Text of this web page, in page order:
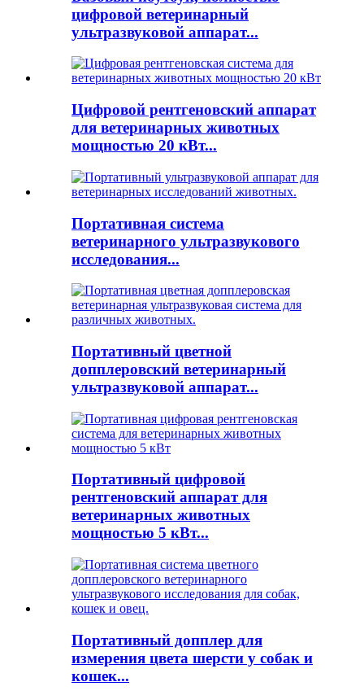
цифровой ветеринарный
ультразвуковой аппарат...
Цифровой рентгеновский аппарат
для ветеринарных животных
мощностью 20 кВт...
Портативная система
ветеринарного ультразвукового
исследования...
Портативный цветной
допплеровский ветеринарный
ультразвуковой аппарат...
Портативный цифровой
рентгеновский аппарат для
ветеринарных животных
мощностью 5 кВт...
Портативный допплер для
измерения цвета шерсти у собак и
кошек...